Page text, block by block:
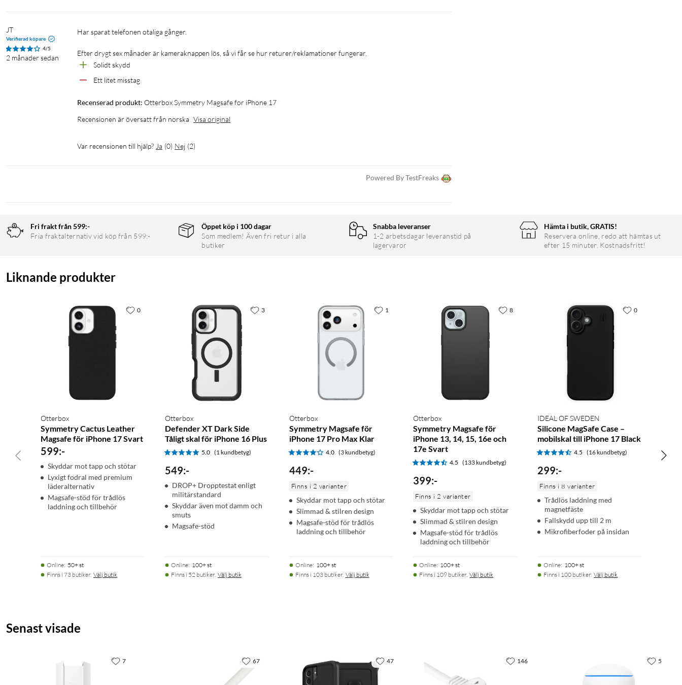
JT
Verifierad köpare
4/5
2 månader sedan
Har sparat telefonen otaliga gånger.
Efter drygt sex månader är kameraknappen lös, så vi får se hur returer/reklamationer fungerar.
Solidt skydd
Ett litet misstag
Recenserad produkt: Otterbox Symmetry Magsafe for iPhone 17
Recensionen är översatt från norska Visa original
Var recensionen till hjälp? Ja (0) Nej (2)
Powered By TestFreaks
Fri frakt från 599:-
Fria fraktalternativ vid köp från 599:-
Öppet köp i 100 dagar
Som medlem! Även fri retur i alla
butiker
Snabba leveranser
1-2 arbetsdagar leveranstid på
lagervaror
Hämta i butik, GRATIS!
Reservera online, redo att hämtas ut
efter 15 minuter. Kostnadsfritt!
Liknande produkter
Otterbox
Symmetry Cactus Leather
Magsafe för iPhone 17 Svart
599:-
Skyddar mot tapp och stötar
Lyxigt fodral med premium
läderalternativ
Magsafe-stöd för trådlös
laddning och tillbehör
Online: 50+ st
Finns i 73 butiker. Välj butik
0
Otterbox
Defender XT Dark Side
Tåligt skal för iPhone 16 Plus
5.0 (1 kundbetyg)
549:-
DROP+ Dropptestat enligt
militärstandard
Skyddar även mot damm och
smuts
Magsafe-stöd
Online: 100+ st
Finns i 52 butiker. Välj butik
3
Otterbox
Symmetry Magsafe för
iPhone 17 Pro Max Klar
4.0 (3 kundbetyg)
449:-
Finns i 2 varianter
Skyddar mot tapp och stötar
Slimmad & stilren design
Magsafe-stöd för trådlös
laddning och tillbehör
Online: 100+ st
Finns i 103 butiker. Välj butik
1
Otterbox
Symmetry Magsafe för
iPhone 13, 14, 15, 16e och
17e Svart
4.5 (133 kundbetyg)
399:-
Finns i 2 varianter
Skyddar mot tapp och stötar
Slimmad & stilren design
Magsafe-stöd för trådlös
laddning och tillbehör
Online: 100+ st
Finns i 109 butiker. Välj butik
8
IDEAL OF SWEDEN
Silicone MagSafe Case –
mobilskal till iPhone 17 Black
4.5 (16 kundbetyg)
299:-
Finns i 8 varianter
Trådlös laddning med
magnetfäste
Fallskydd upp till 2 m
Mikrofiberfoder på insidan
Online: 100+ st
Finns i 100 butiker. Välj butik
0
Senast visade
7 67 47 146 5